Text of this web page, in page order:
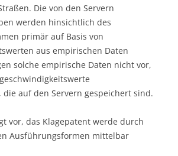
Die von den Servern
werden hinsichtlich des
primär auf Basis von
aus empirischen Daten
solche empirische Daten nicht vor,
die auf den Servern gespeichert sind.
vor, das Klagepatent werde durch
Ausführungsformen mittelbar